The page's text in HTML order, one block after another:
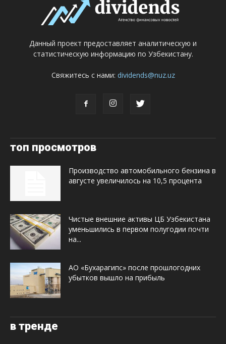
Данный проект предоставляет аналитическую и
статистическую информацию по Узбекистану.
Свяжитесь с нами: dividends@nuz.uz
топ просмотров
Производство автомобильного бензина в
августе увеличилось на 10,5 процента
Чистые внешние активы ЦБ Узбекистана
уменьшились в первом полугодии почти
на...
АО «Бухарагипс» после прошлогодних
убытков вышло на прибыль
в тренде